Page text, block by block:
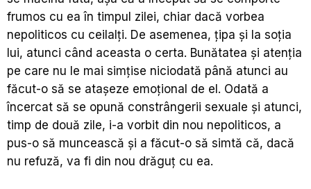
frumos cu ea în timpul zilei, chiar dacă vorbea
nepoliticos cu ceilalți. De asemenea, țipa și la soția
lui, atunci când aceasta o certa. Bunătatea și atenția
pe care nu le mai simțise niciodată până atunci au
făcut-o să se atașeze emoțional de el. Odată a
încercat să se opună constrângerii sexuale și atunci,
timp de două zile, i-a vorbit din nou nepoliticos, a
pus-o să muncească și a făcut-o să simtă că, dacă
nu refuză, va fi din nou drăguț cu ea.